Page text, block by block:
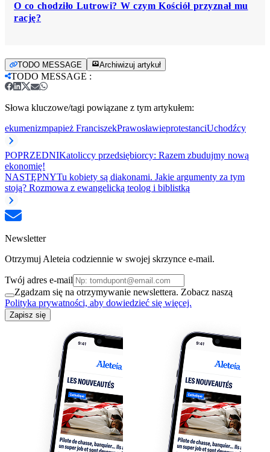
O co chodziło Lutrowi? W czym Kościół przyznał mu
rację?
TODO MESSAGE Archiwizuj artykuł
TODO MESSAGE :
Słowa kluczowe/tagi powiązane z tym artykułem:
ekumenizmpapież FranciszekPrawosławieprotestanciUchodźcy
POPRZEDNIKatoliccy przedsiębiorcy: Razem zbudujmy nową
ekonomię!
NASTĘPNYTu kobiety są diakonami. Jakie argumenty za tym
stoją? Rozmowa z ewangelicką teolog i biblistką
Newsletter
Otrzymuj Aleteia codziennie w swojej skrzynce e-mail.
Twój adres e-mail
Zgadzam się na otrzymywanie newslettera. Zobacz naszą
Polityka prywatności, aby dowiedzieć się więcej.
Zapisz się